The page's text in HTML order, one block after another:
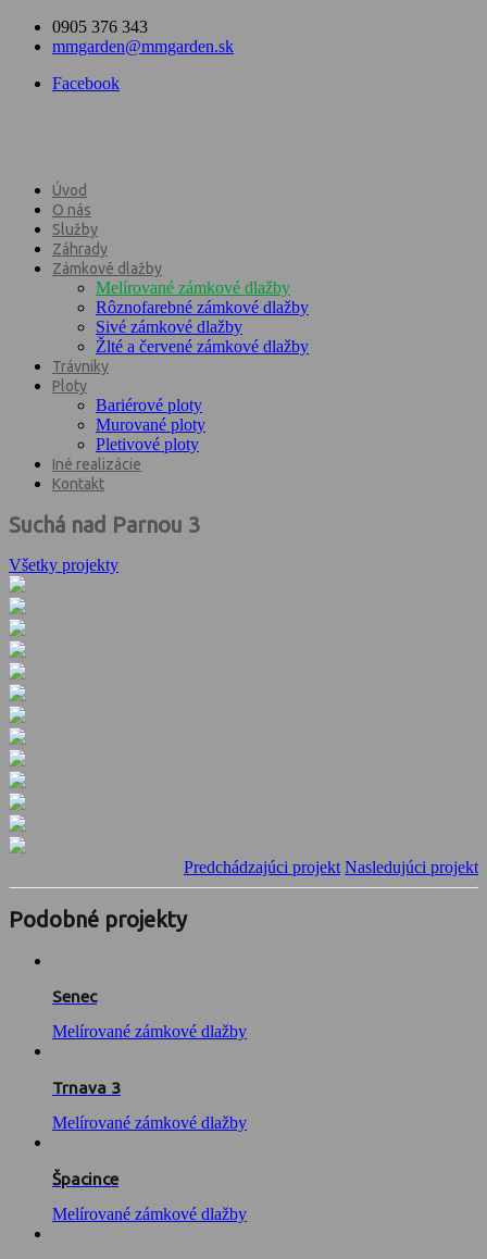
0905 376 343
mmgarden@mmgarden.sk
Facebook
Úvod
O nás
Služby
Záhrady
Zámkové dlažby
Melírované zámkové dlažby
Rôznofarebné zámkové dlažby
Sivé zámkové dlažby
Žlté a červené zámkové dlažby
Trávniky
Ploty
Bariérové ploty
Murované ploty
Pletivové ploty
Iné realizácie
Kontakt
Suchá nad Parnou 3
Všetky projekty
Predchádzajúci projekt Nasledujúci projekt
Podobné projekty
Senec
Melírované zámkové dlažby
Trnava 3
Melírované zámkové dlažby
Špacince
Melírované zámkové dlažby